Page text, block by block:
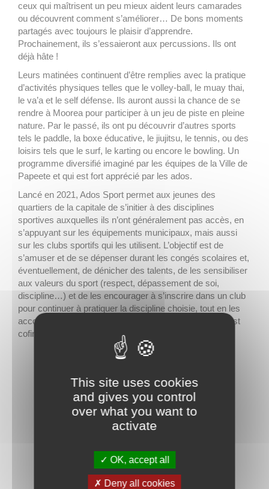
ceux qui maîtrisent un peu mieux aident leurs camarades
ou découvrent comment s’améliorer… De bons moments
partagés avec toujours le plaisir d’apprendre.
Prochainement, ils s’essaieront aux percussions. Ils ont
déjà hâte !
Leurs matinées continuent d’être remplies avec la pratique
d’activités physiques telles que le volley-ball, le muay thai,
le va’a et le self défense. Ils auront aussi la chance de se
rendre à Moorea pour participer à un jeu de piste en pleine
nature. Par le passé, ils ont pu découvrir d’autres sports
tels le paddle, la boxe éducative, le jiujitsu, le tennis, ou des
loisirs tels que le surf, le karting ou encore le bowling. Un
programme diversifié imaginé par les équipes de la Ville de
Papeete et qui est fort apprécié par les ados.
Lancé en 2021, Ados Sport permet aux jeunes des
quartiers de la capitale de s’initier à des disciplines
sportives auxquelles ils n’ont généralement pas accès, en
s’appuyant sur les équipements municipaux, mais aussi
sur les clubs sportifs qui les utilisent. L’objectif est de
s’amuser et de se dépenser durant les congés scolaires et,
éventuellement, de dénicher des talents, de les sensibiliser
aux valeurs du sport (respect, dépassement de soi,
discipline…) et de les encourager à s’inscrire dans un club
pour continuer à pratiquer la discipline choisie, tout en les
accompagnant dans cette démarche. Ce programme est
cofinancé par la Ville de Papeete et le Contrat de ville.
This site uses cookies
and gives you control
over what you want to
activate
OK, accept all
Deny all cookies